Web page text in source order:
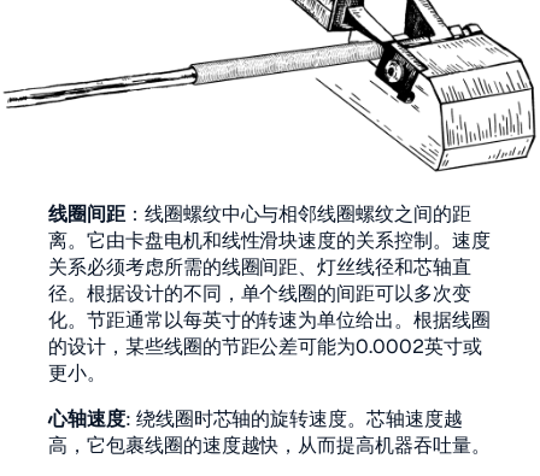
线圈间距：线圈螺纹中心与相邻线圈螺纹之间的距
离。它由卡盘电机和线性滑块速度的关系控制。速度
关系必须考虑所需的线圈间距、灯丝线径和芯轴直
径。根据设计的不同，单个线圈的间距可以多次变
化。节距通常以每英寸的转速为单位给出。根据线圈
的设计，某些线圈的节距公差可能为0.0002英寸或
更小。
心轴速度: 绕线圈时芯轴的旋转速度。芯轴速度越
高，它包裹线圈的速度越快，从而提高机器吞吐量。